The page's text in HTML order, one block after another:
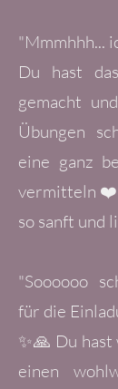
"Mmmhhh...
Du hast
gemacht
Übungen
eine ganz
vermitteln ❤️
so sanft und
"Soooooo
für die
✨🙏 Du
einen